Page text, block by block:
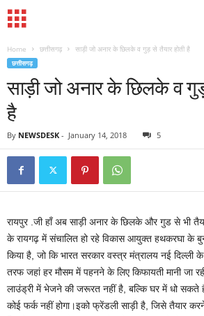
Home छत्तीसगढ़ साड़ी जो अनार के छिलके व गुड़ से तैयार होती है
छत्तीसगढ़
साड़ी जो अनार के छिलके व
है
By NEWSDESK - January 14, 2018 5
रायपुर .जी हाँ अब साड़ी अनार के छिलके और गुड से भी
के रायगढ़ में संचालित हो रहे विकास आयुक्त हथकरघा के
किया है, जो कि भारत सरकार वस्त्र मंत्रालय नई दिल्ली
तरफ जहां हर मौसम में पहनने के लिए किफायती मानी जा
लाउंड्री में भेजने की जरूरत नहीं है, बल्कि घर में धो सकते
कोई फर्क नहीं होगा।इको फ्रेंडली साड़ी है, जिसे तैयार